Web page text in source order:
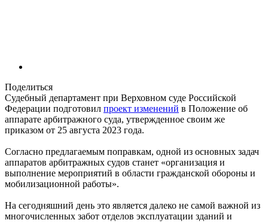
Поделиться
Судебный департамент при Верховном суде Российской
Федерации подготовил проект изменений в Положение об
аппарате арбитражного суда, утвержденное своим же
приказом от 25 августа 2023 года.
Согласно предлагаемым поправкам, одной из основных задач
аппаратов арбитражных судов станет «организация и
выполнение мероприятий в области гражданской обороны и
мобилизационной работы».
На сегодняшний день это является далеко не самой важной из
многочисленных забот отделов эксплуатации зданий и